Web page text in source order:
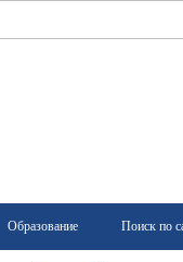
Образование Поиск по